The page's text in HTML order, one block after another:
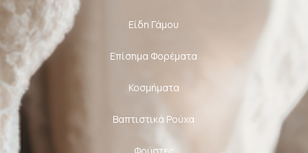
Είδη Γάμου
Επίσημα Φορέματα
Κοσμήματα
Βαπτιστικά Ρούχα